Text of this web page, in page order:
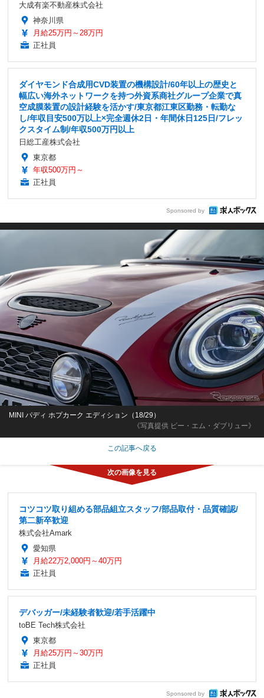
大成有楽不動産株式会社
神奈川県
月給25万円～28万円
正社員
ダイヤモンド合成用CVD装置の機構設計/60年以上の歴史と
幅広い海外ネットワークを持つ外資系商社グループ企業で真
空成膜装置の設計経験を活かす/東京都江東区勤務・転勤な
し/年収目安500万以上×完全週休2日・年間休日125日/フレッ
クスタイム制/年収500万円以上
日総工産株式会社
東京都
年収500万円～
正社員
Sponsored by
《写真提供 ビー・エム・ダブリュー》
MINI パディ ホプカーク エディション（18/29）
この記事へ戻る
コツコツ取り組める部品組立スタッフ/部品取付・品質確認/
第二新卒歓迎
株式会社Amark
愛知県
月給22万2,000円～40万円
正社員
デバッガー/未経験者歓迎/若手活躍中
toBE Tech株式会社
東京都
月給25万円～30万円
正社員
Sponsored by